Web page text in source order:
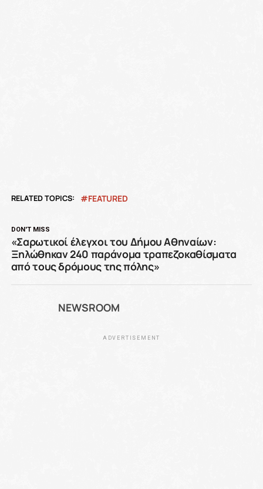
RELATED TOPICS: FEATURED
DON'T MISS
«Σαρωτικοί έλεγχοι του Δήμου Αθηναίων:
Ξηλώθηκαν 240 παράνομα τραπεζοκαθίσματα
από τους δρόμους της πόλης»
NEWSROOM
ADVERTISEMENT